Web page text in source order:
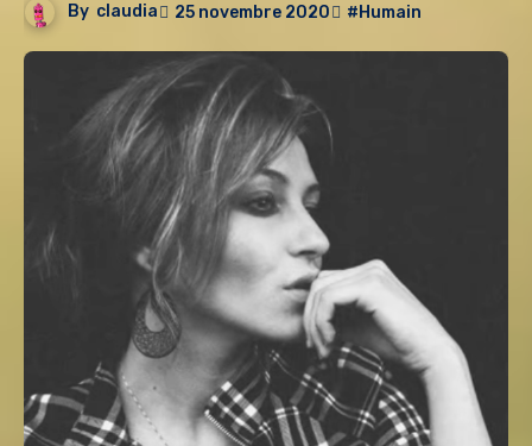
By claudia 25 novembre 2020 #Humain